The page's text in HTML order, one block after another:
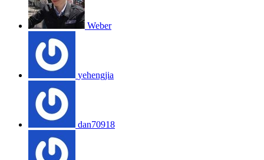
Weber
yehengjia
dan70918